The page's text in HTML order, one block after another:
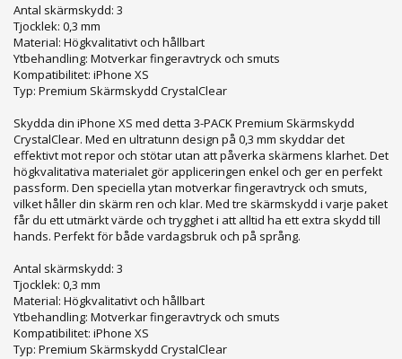
Antal skärmskydd: 3
Tjocklek: 0,3 mm
Material: Högkvalitativt och hållbart
Ytbehandling: Motverkar fingeravtryck och smuts
Kompatibilitet: iPhone XS
Typ: Premium Skärmskydd CrystalClear
Skydda din iPhone XS med detta 3-PACK Premium Skärmskydd
CrystalClear. Med en ultratunn design på 0,3 mm skyddar det
effektivt mot repor och stötar utan att påverka skärmens klarhet. Det
högkvalitativa materialet gör appliceringen enkel och ger en perfekt
passform. Den speciella ytan motverkar fingeravtryck och smuts,
vilket håller din skärm ren och klar. Med tre skärmskydd i varje paket
får du ett utmärkt värde och trygghet i att alltid ha ett extra skydd till
hands. Perfekt för både vardagsbruk och på språng.
Antal skärmskydd: 3
Tjocklek: 0,3 mm
Material: Högkvalitativt och hållbart
Ytbehandling: Motverkar fingeravtryck och smuts
Kompatibilitet: iPhone XS
Typ: Premium Skärmskydd CrystalClear